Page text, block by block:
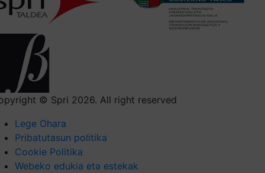
© Spri 2026. All right reserved
Lege Ohara
Pribatutasun politika
Cookie Politika
Webeko edukia eta estekak